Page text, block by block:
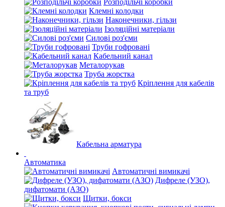
Розподільчі коробки
Клемні колодки
Наконечники, гільзи
Ізоляційні матеріали
Силові роз'єми
Труби гофровані
Кабельний канал
Металорукав
Труба жорстка
Кріплення для кабелів
та труб
Кабельна арматура
Автоматика
Автоматичні вимикачі
Дифреле (УЗО),
дифатомати (АЗО)
Щитки, бокси